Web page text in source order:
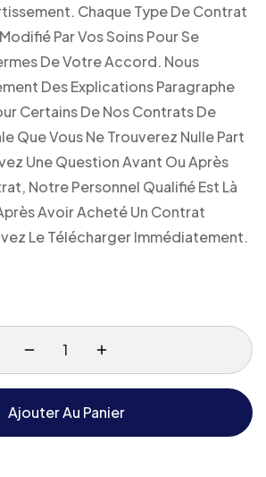
Chaque Type De Contrat
Par Vos Soins Pour Se
De Votre Accord. Nous
Des Explications Paragraphe
Certains De Nos Contrats De
Que Vous Ne Trouverez Nulle Part
Une Question Avant Ou Après
Notre Personnel Qualifié Est Là
Avoir Acheté Un Contrat
Le Télécharger Immédiatement.
Ajouter Au Panier